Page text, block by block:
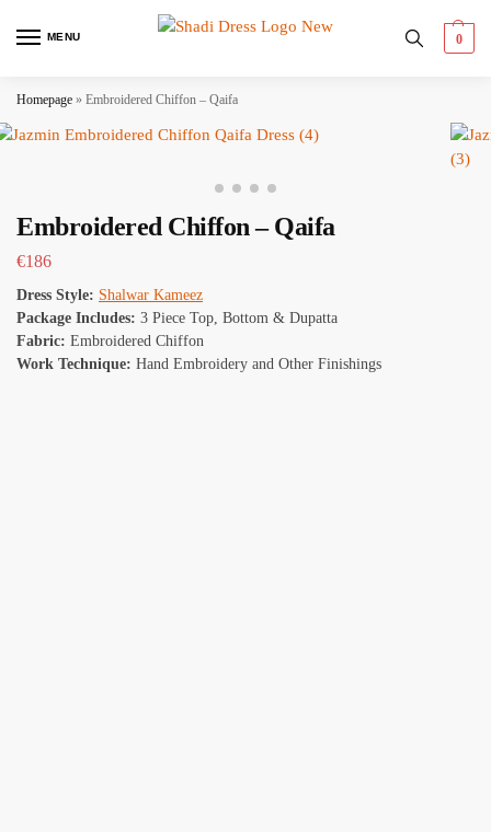
MENU 0
Homepage » Embroidered Chiffon – Qaifa
Embroidered Chiffon – Qaifa
€186
Dress Style: Shalwar Kameez
Package Includes: 3 Piece Top, Bottom & Dupatta
Fabric: Embroidered Chiffon
Work Technique: Hand Embroidery and Other Finishings